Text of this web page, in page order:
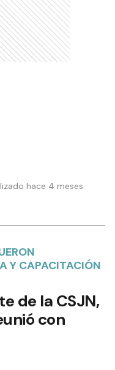
hace 4 meses
Y CAPACITACIÓN
de la CSJN,
con